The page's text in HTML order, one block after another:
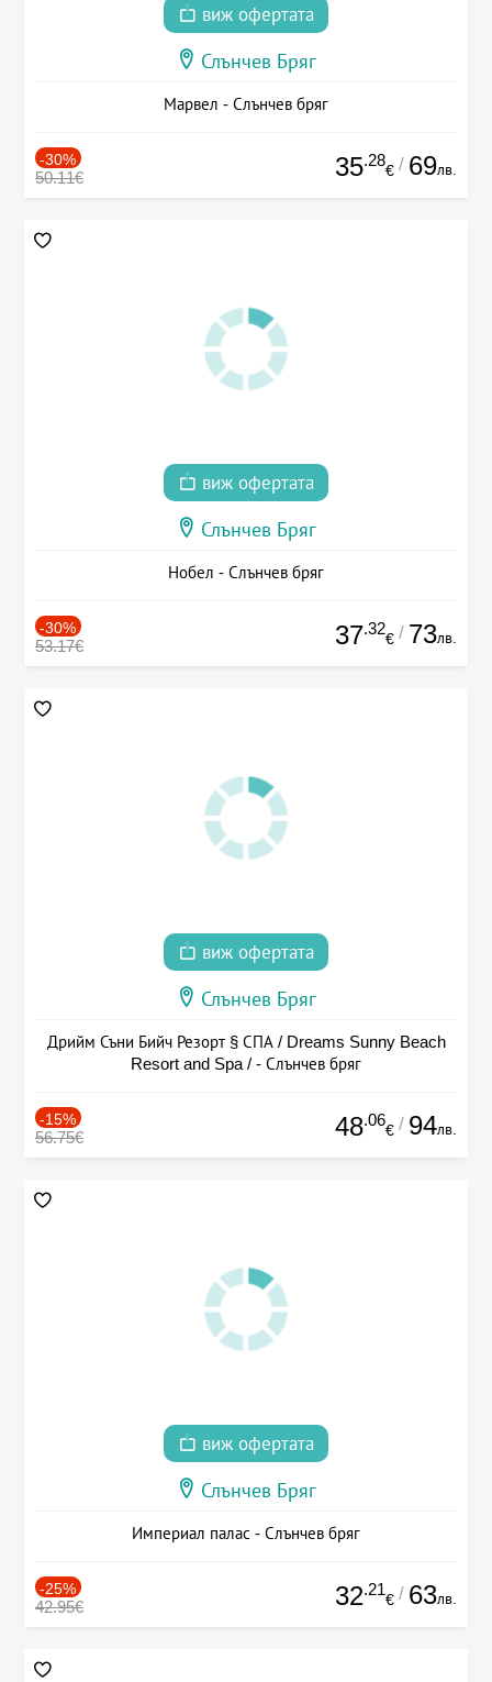
виж офертата
Слънчев Бряг
Марвел - Слънчев бряг
-30%
50.11€ 35.28
€ / 69лв.
виж офертата
Слънчев Бряг
Нобел - Слънчев бряг
-30%
53.17€ 37.32
€ / 73лв.
виж офертата
Слънчев Бряг
Дрийм Съни Бийч Резорт § СПА / Dreams Sunny Beach
Resort and Spa / - Слънчев бряг
-15%
56.75€ 48.06
€ / 94лв.
виж офертата
Слънчев Бряг
Империал палас - Слънчев бряг
-25%
42.95€ 32.21
€ / 63лв.